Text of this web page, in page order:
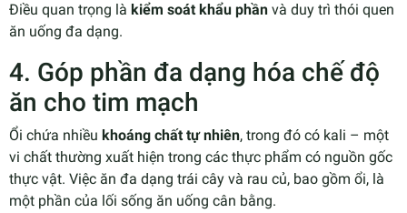
Điều quan trọng là kiểm soát khẩu phần và duy trì thói quen
ăn uống đa dạng.
4. Góp phần đa dạng hóa chế độ
ăn cho tim mạch
Ổi chứa nhiều khoáng chất tự nhiên, trong đó có kali – một
vi chất thường xuất hiện trong các thực phẩm có nguồn gốc
thực vật. Việc ăn đa dạng trái cây và rau củ, bao gồm ổi, là
một phần của lối sống ăn uống cân bằng.